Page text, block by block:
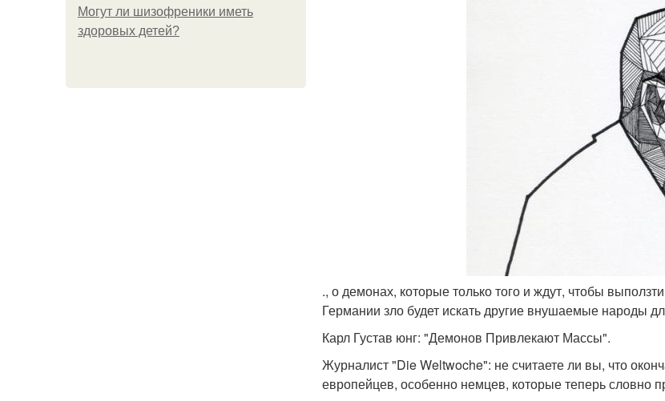
Могут ли шизофреники иметь
здоровых детей?
., о демонах, которые только того и ждут, чтобы
Германии зло будет искать другие внушаемые народы
Карл Густав юнг: "Демонов Привлекают Массы".
Журналист "Die Weltwoche": не считаете ли вы, что
европейцев, особенно немцев, которые теперь словно